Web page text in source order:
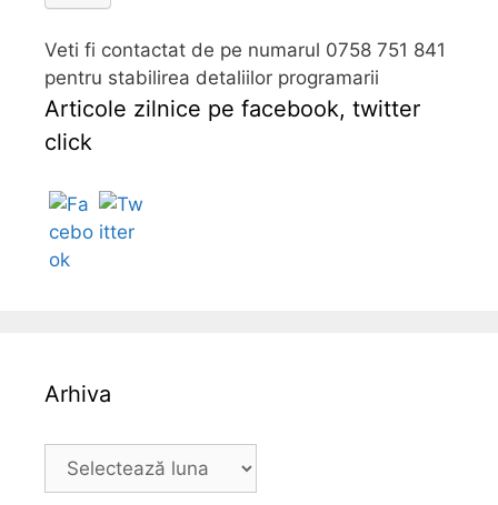
Veti fi contactat de pe numarul 0758 751 841
pentru stabilirea detaliilor programarii
Articole zilnice pe facebook, twitter
click
Arhiva